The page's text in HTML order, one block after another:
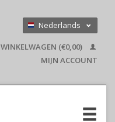
Nederlands
English
WINKELWAGEN (€0,00)
MIJN ACCOUNT